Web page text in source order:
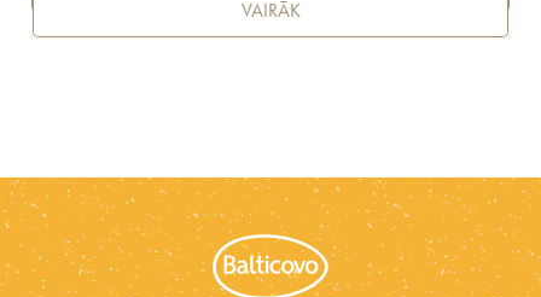
VAIRĀK